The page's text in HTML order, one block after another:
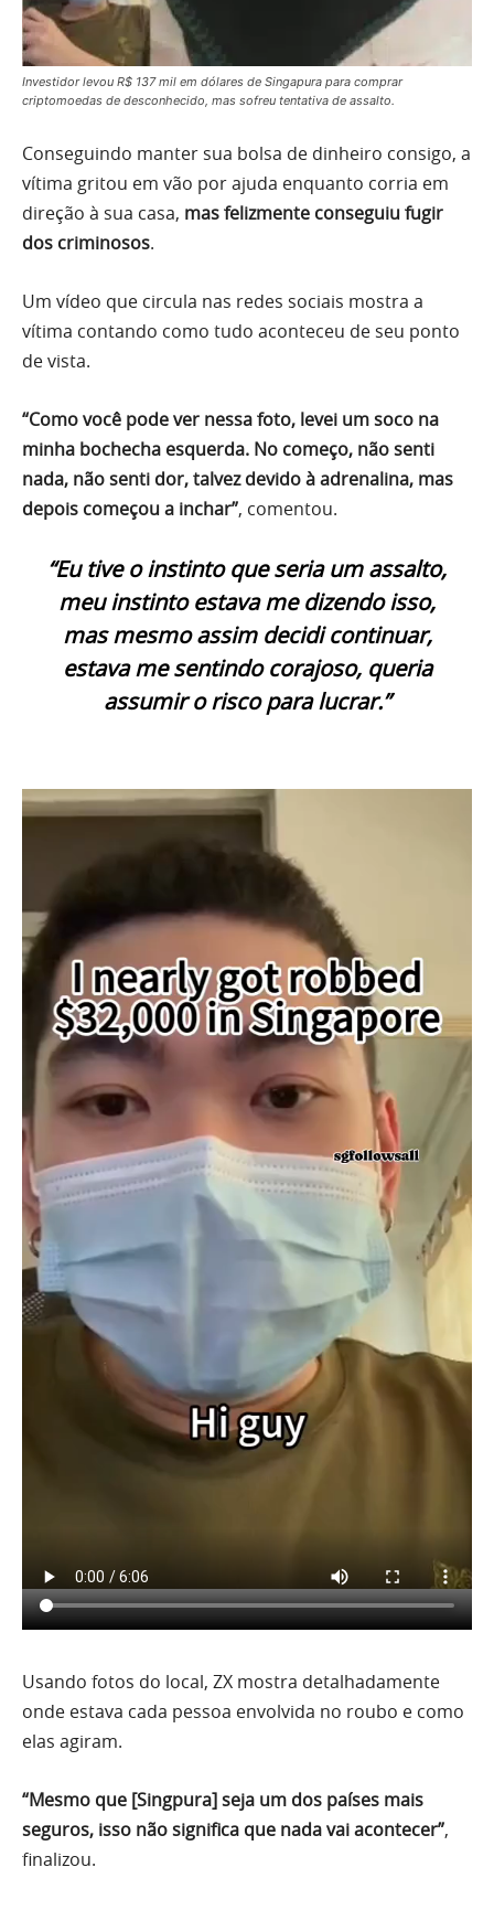
Investidor levou R$ 137 mil em dólares de Singapura para comprar
criptomoedas de desconhecido, mas sofreu tentativa de assalto.
Conseguindo manter sua bolsa de dinheiro consigo, a
vítima gritou em vão por ajuda enquanto corria em
direção à sua casa, mas felizmente conseguiu fugir
dos criminosos.
Um vídeo que circula nas redes sociais mostra a
vítima contando como tudo aconteceu de seu ponto
de vista.
“Como você pode ver nessa foto, levei um soco na
minha bochecha esquerda. No começo, não senti
nada, não senti dor, talvez devido à adrenalina, mas
depois começou a inchar”, comentou.
“Eu tive o instinto que seria um assalto,
meu instinto estava me dizendo isso,
mas mesmo assim decidi continuar,
estava me sentindo corajoso, queria
assumir o risco para lucrar.”
Usando fotos do local, ZX mostra detalhadamente
onde estava cada pessoa envolvida no roubo e como
elas agiram.
“Mesmo que [Singpura] seja um dos países mais
seguros, isso não significa que nada vai acontecer”,
finalizou.